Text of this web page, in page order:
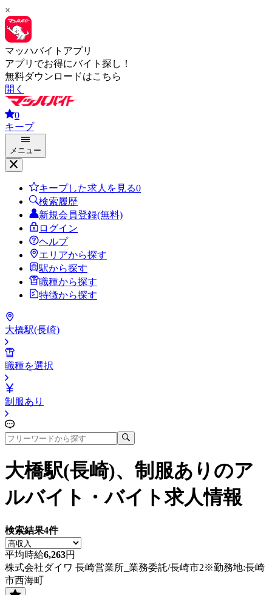
×
マッハバイトアプリ
アプリでお得にバイト探し！
無料ダウンロードはこちら
開く
0
キープ
メニュー
キープした求人を見る0
検索履歴
新規会員登録(無料)
ログイン
ヘルプ
エリアから探す
駅から探す
職種から探す
特徴から探す
大橋駅(長崎)
職種を選択
制服あり
大橋駅(長崎)、制服あり のア
ルバイト・バイト求人情報
検索結果4件
平均時給6,263円
株式会社ダイワ 長崎営業所_業務委託/長崎市2※勤務地:長崎
市西海町